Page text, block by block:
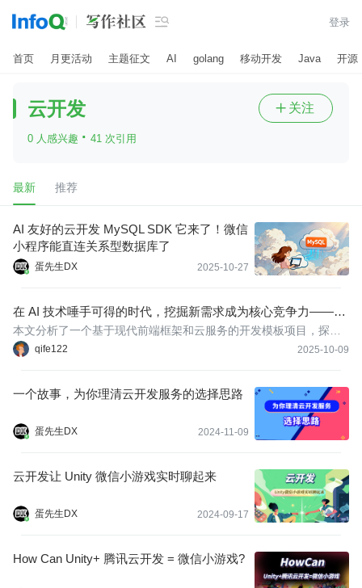
 登录
首页 月更活动 主题征文 AI golang 移动开发 Java 开源
云开发
0 人感兴趣 · 41 次引用
 关注
最新 推荐
AI 友好的云开发 MySQL SDK 它来了！微信
小程序能直连关系型数据库了
蛋先生DX 2025-10-27
在 AI 技术唾手可得的时代，挖掘新需求成为核心竞争力——某
知名云开发框架需求探索
qife122 2025-10-09
本文分析了一个基于现代前端框架和云服务的开发模板项目，探讨
了其核心功能和应用场景，并深入研究了用户反馈中蕴含的潜在需
一个故事，为你理清云开发服务的选择思路
蛋先生DX 2024-11-09
云开发让 Unity 微信小游戏实时聊起来
蛋先生DX 2024-09-17
How Can Unity+ 腾讯云开发 = 微信小游戏?